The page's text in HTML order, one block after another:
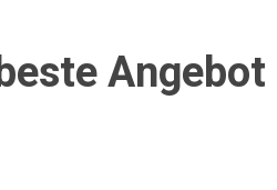
Angebot